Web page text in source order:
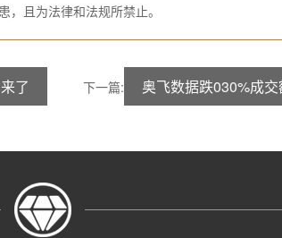
，且为法律和法规所禁止。
了 下一篇: 奥飞数据跌030%成